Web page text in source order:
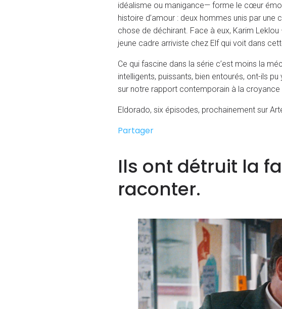
idéalisme ou manigance— forme le cœur
histoire d’amour : deux hommes unis par
chose de déchirant. Face à eux, Karim
jeune cadre arriviste chez Elf qui voit dans
Ce qui fascine dans la série c’est moins la
intelligents, puissants, bien entourés, ont-ils
sur notre rapport contemporain à la croyance
Eldorado, six épisodes, prochainement sur
Partager
Ils ont détruit la
raconter.